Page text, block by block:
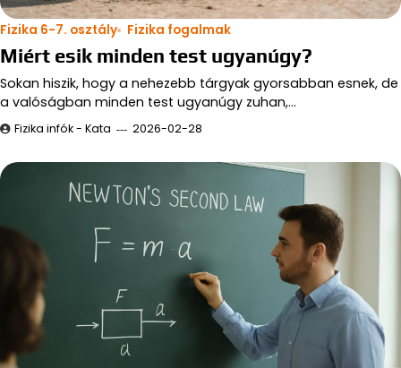
Fizika 6-7. osztály Fizika fogalmak
Miért esik minden test ugyanúgy?
Sokan hiszik, hogy a nehezebb tárgyak gyorsabban esnek, de
a valóságban minden test ugyanúgy zuhan,…
Fizika infók - Kata 2026-02-28